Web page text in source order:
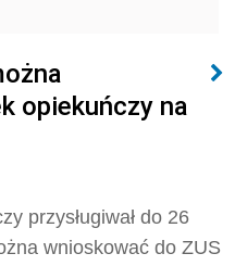
opiekuńczy na
przysługiwał do 26
wnioskować do ZUS